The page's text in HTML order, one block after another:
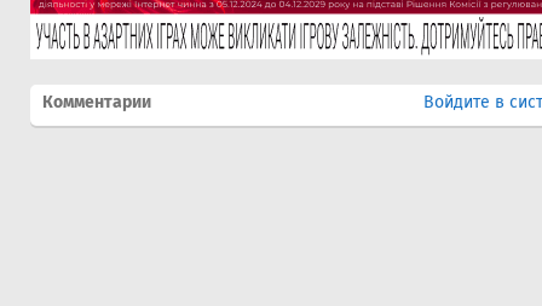
Комментарии Войдите в